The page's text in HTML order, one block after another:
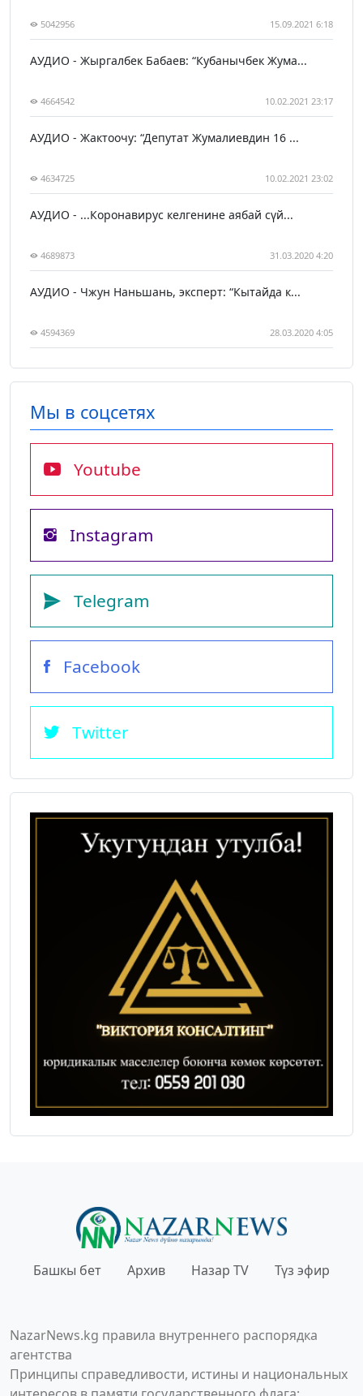
5042956 15.09.2021 6:18
АУДИО - Жыргалбек Бабаев: “Кубанычбек Жума...
4664542 10.02.2021 23:17
АУДИО - Жактоочу: “Депутат Жумалиевдин 16 ...
4634725 10.02.2021 23:02
АУДИО - ...Коронавирус келгенине аябай сүй...
4689873 31.03.2020 4:20
АУДИО - Чжун Наньшань, эксперт: “Кытайда к...
4594369 28.03.2020 4:05
Мы в соцсетях
Youtube
Instagram
Telegram
Facebook
Twitter
Башкы бет Архив Назар TV Түз эфир
NazarNews.kg правила внутреннего распорядка
агентства
Принципы справедливости, истины и национальных